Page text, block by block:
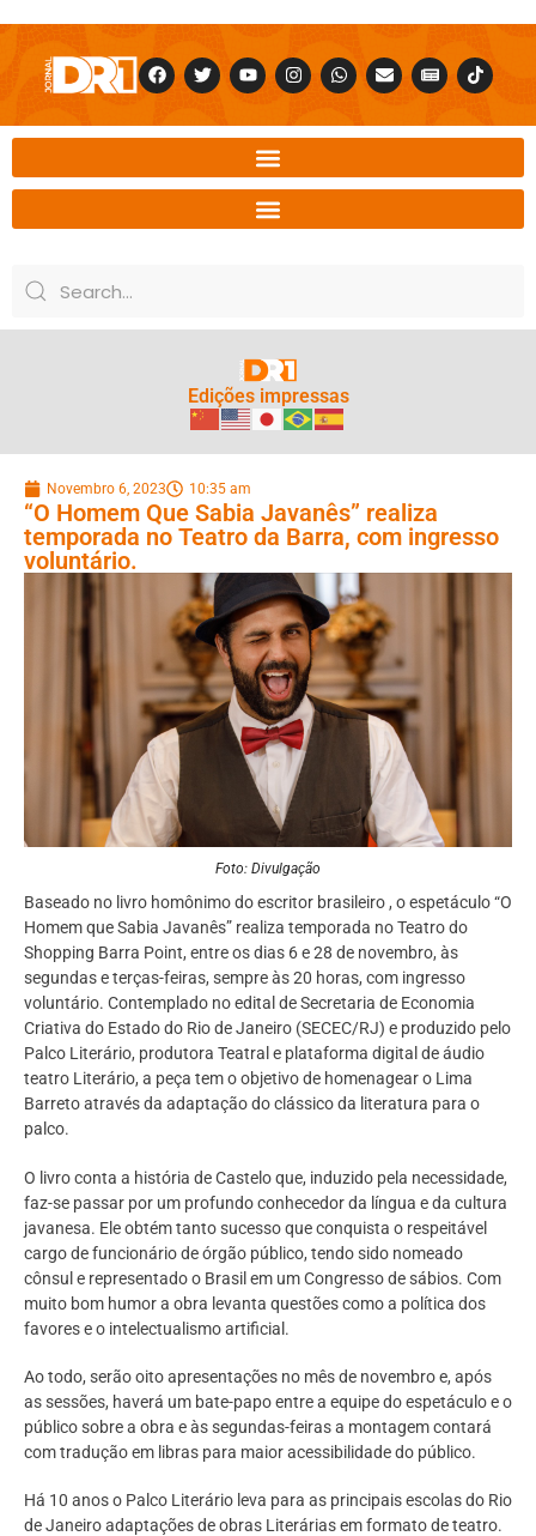
Edições impressas
Novembro 6, 2023 10:35 am
“O Homem Que Sabia Javanês” realiza
temporada no Teatro da Barra, com ingresso
voluntário.
Foto: Divulgação
Baseado no livro homônimo do escritor brasileiro , o espetáculo “O
Homem que Sabia Javanês” realiza temporada no Teatro do
Shopping Barra Point, entre os dias 6 e 28 de novembro, às
segundas e terças-feiras, sempre às 20 horas, com ingresso
voluntário. Contemplado no edital de Secretaria de Economia
Criativa do Estado do Rio de Janeiro (SECEC/RJ) e produzido pelo
Palco Literário, produtora Teatral e plataforma digital de áudio
teatro Literário, a peça tem o objetivo de homenagear o Lima
Barreto através da adaptação do clássico da literatura para o
palco.
O livro conta a história de Castelo que, induzido pela necessidade,
faz-se passar por um profundo conhecedor da língua e da cultura
javanesa. Ele obtém tanto sucesso que conquista o respeitável
cargo de funcionário de órgão público, tendo sido nomeado
cônsul e representado o Brasil em um Congresso de sábios. Com
muito bom humor a obra levanta questões como a política dos
favores e o intelectualismo artificial.
Ao todo, serão oito apresentações no mês de novembro e, após
as sessões, haverá um bate-papo entre a equipe do espetáculo e o
público sobre a obra e às segundas-feiras a montagem contará
com tradução em libras para maior acessibilidade do público.
Há 10 anos o Palco Literário leva para as principais escolas do Rio
de Janeiro adaptações de obras Literárias em formato de teatro.